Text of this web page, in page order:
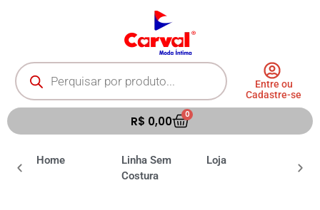
Entre ou
Cadastre-se
R$ 0,00 0
Home
Linha Sem
Costura
Loja